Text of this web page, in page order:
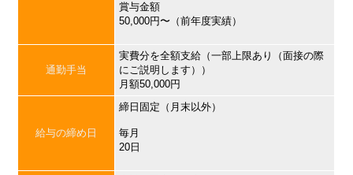
賞与金額
50,000円〜（前年度実績）
通勤手当
実費分を全額支給（一部上限あり（面接の際
にご説明します））
月額50,000円
給与の締め日
締日固定（月末以外）
毎月
20日